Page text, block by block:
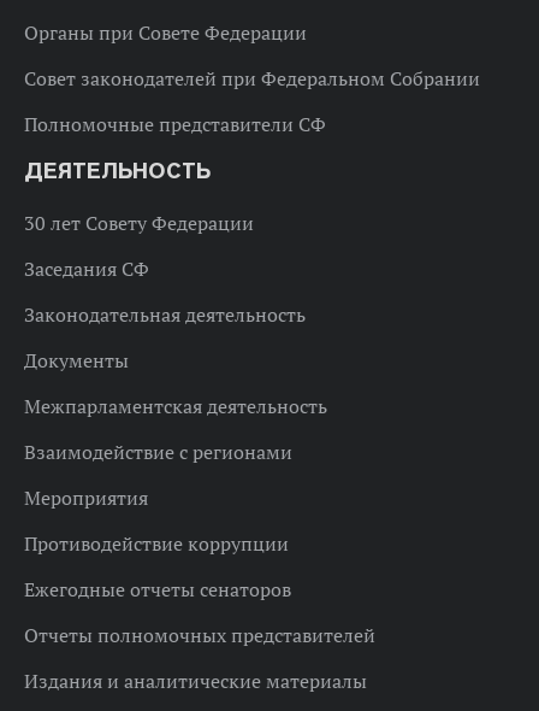
Органы при Совете Федерации
Совет законодателей при Федеральном Собрании
Полномочные представители СФ
ДЕЯТЕЛЬНОСТЬ
30 лет Совету Федерации
Заседания СФ
Законодательная деятельность
Документы
Межпарламентская деятельность
Взаимодействие с регионами
Мероприятия
Противодействие коррупции
Ежегодные отчеты сенаторов
Отчеты полномочных представителей
Издания и аналитические материалы